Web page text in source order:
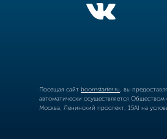
Посещая сайт boomstarter.ru , вы
автоматически осуществляется
Москва, Ленинский проспект, 15А) на